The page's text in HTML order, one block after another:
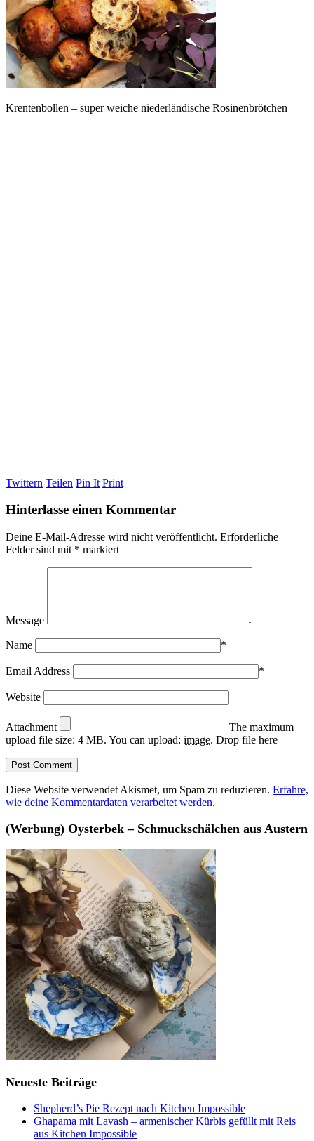
Krentenbollen – super weiche niederländische Rosinenbrötchen
Twittern Teilen Pin It Print
Hinterlasse einen Kommentar
Deine E-Mail-Adresse wird nicht veröffentlicht. Erforderliche
Felder sind mit * markiert
Message
Name *
Email Address *
Website
Attachment
The maximum
upload file size: 4 MB. You can upload: image. Drop file here
Diese Website verwendet Akismet, um Spam zu reduzieren. Erfahre,
wie deine Kommentardaten verarbeitet werden.
(Werbung) Oysterbek – Schmuckschälchen aus Austern
Neueste Beiträge
Shepherd’s Pie Rezept nach Kitchen Impossible
Ghapama mit Lavash – armenischer Kürbis gefüllt mit Reis
aus Kitchen Impossible